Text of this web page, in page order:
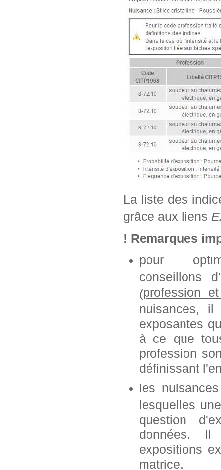
La liste des
grâce aux liens
! Remarques
pour
conseillons
(profession
nuisances, il
exposantes
à ce que
profession
définissant
les
lesquelles
question
données. Il
expositions
matrice.